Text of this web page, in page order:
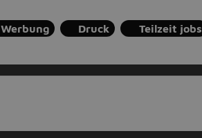
Werbung Druck Teilzeit jobs